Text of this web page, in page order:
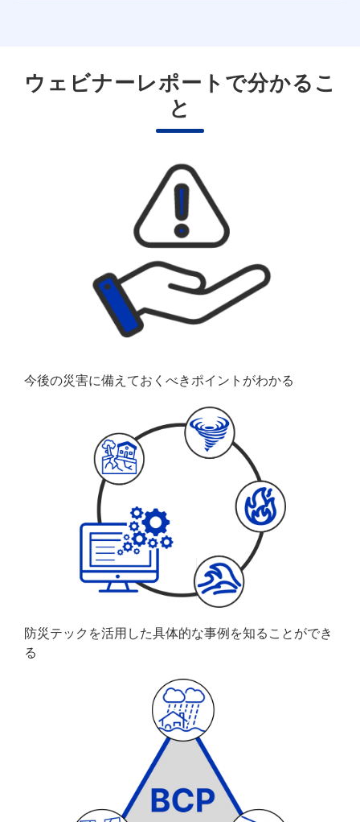
ウェビナーレポートで分かるこ
と
今後の災害に備えておくべきポイントがわかる
防災テックを活用した具体的な事例を知ることができ
る